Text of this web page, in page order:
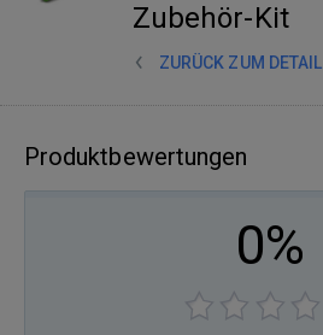
Zubehör-Kit
ZURÜCK ZUM DETAIL
Produktbewertungen
0%